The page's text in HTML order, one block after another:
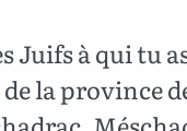
Juifs à qui tu
la province